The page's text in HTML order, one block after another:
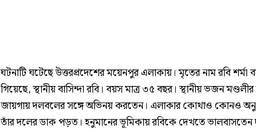
ঘটনাটি ঘটেছে উত্তরপ্রদেশের ময়েনপুর এলাকায়। মৃতের নাম রবি শর্মা
গিয়েছে, স্থানীয় বাসিন্দা রবি। বয়স মাত্র ৩৫ বছর। স্থানীয় ভজন
জায়গায় দলবলের সঙ্গে অভিনয় করতেন। এলাকার কোথাও কোনও
তাঁর দলের ডাক পড়ত। হনুমানের ভূমিকায় রবিকে দেখতে ভালবাসতেন